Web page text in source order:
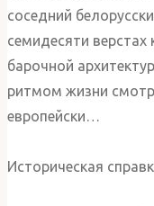
соседний
семидесяти верстах
барочной
ритмом жизни
европейски…
Историческая